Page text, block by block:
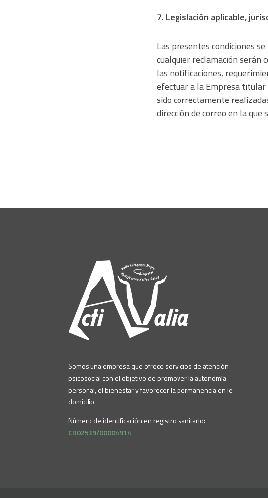
7. Legislación aplicable,
Las presentes condiciones
cualquier reclamación serán
las notificaciones,
efectuar a la Empresa
sido correctamente
dirección de correo en la que
Somos una empresa que ofrece servicios de atención
psicosocial con el objetivo de promover la autonomía
personal, el bienestar y favorecer la permanencia en le
domicilio.
Número de identificación en registro sanitario:
CR02539/00004914